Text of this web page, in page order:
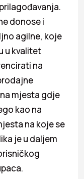
donose i
agilne, koje
u kvalitet
na
mjesta gdje
kao na
na koje se
je u daljem